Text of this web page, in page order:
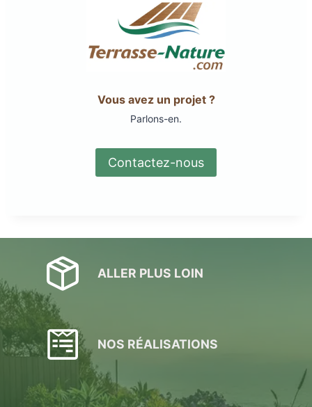
Vous avez un projet ?
Parlons-en.
Contactez-nous
ALLER PLUS LOIN
NOS RÉALISATIONS